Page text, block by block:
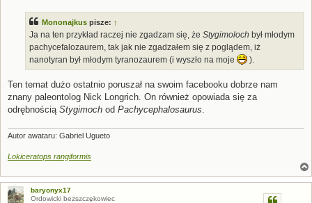
Mononajkus pisze: ↑
Ja na ten przykład raczej nie zgadzam się, że Stygimoloch był młodym
pachycefalozaurem, tak jak nie zgadzałem się z poglądem, iż
nanotyran był młodym tyranozaurem (i wyszło na moje
).
Ten temat dużo ostatnio poruszał na swoim facebooku dobrze nam
znany paleontolog Nick Longrich. On również opowiada się za
odrębnością Stygimoch od Pachycephalosaurus
Autor awataru: Gabriel Ugueto
Lokiceratops rangiformis
baryonyx17
Ordowicki bezszczękowiec